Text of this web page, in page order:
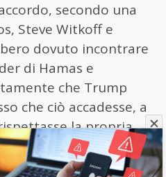
secondo una
Steve Witkoff e
dovuto incontrare
di Hamas e
che Trump
che ciò accadesse, a
la propria